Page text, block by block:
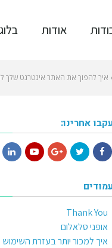
אודות בלוג
איך להפוך את האתר אינטרנט שלך
אחרינו:
Thank You
אופני סלאלום
איך למכור יותר בעזרת השימוש